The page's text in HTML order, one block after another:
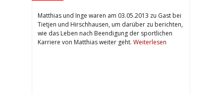
Matthias und Inge waren am 03.05.2013 zu Gast bei
Tietjen und Hirschhausen, um darüber zu berichten,
wie das Leben nach Beendigung der sportlichen
Karriere von Matthias weiter geht. Weiterlesen